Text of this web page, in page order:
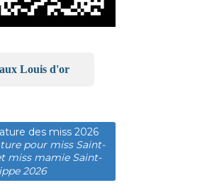
Louis d'or
des miss 2026
pour miss Saint-
miss mamie Saint-
2026